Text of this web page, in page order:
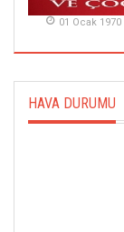
01 Ocak 1970
HAVA DURUMU